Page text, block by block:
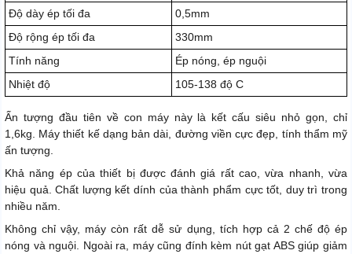
Độ dày ép tối đa
0,5mm
Độ rộng ép tối đa
330mm
Tính năng
Ép nóng, ép nguội
Nhiệt độ
105-138 độ C
Ấn tượng đầu tiên về con máy này là kết cấu siêu nhỏ gọn, chỉ
1,6kg. Máy thiết kế dạng bản dài, đường viền cực đẹp, tính thẩm mỹ
ấn tượng.
Khả năng ép của thiết bị được đánh giá rất cao, vừa nhanh, vừa
hiệu quả. Chất lượng kết dính của thành phẩm cực tốt, duy trì trong
nhiều năm.
Không chỉ vậy, máy còn rất dễ sử dụng, tích hợp cả 2 chế độ ép
nóng và nguội. Ngoài ra, máy cũng đính kèm nút gạt ABS giúp giảm